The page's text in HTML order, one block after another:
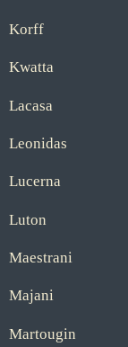
Korff
Kwatta
Lacasa
Leonidas
Lucerna
Luton
Maestrani
Majani
Martougin